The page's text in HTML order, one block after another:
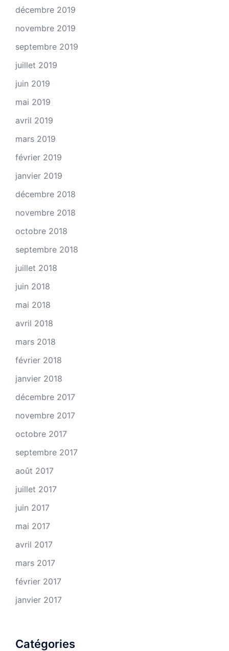
décembre 2019
novembre 2019
septembre 2019
juillet 2019
juin 2019
mai 2019
avril 2019
mars 2019
février 2019
janvier 2019
décembre 2018
novembre 2018
octobre 2018
septembre 2018
juillet 2018
juin 2018
mai 2018
avril 2018
mars 2018
février 2018
janvier 2018
décembre 2017
novembre 2017
octobre 2017
septembre 2017
août 2017
juillet 2017
juin 2017
mai 2017
avril 2017
mars 2017
février 2017
janvier 2017
Catégories